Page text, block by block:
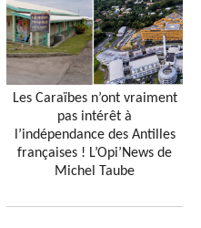
Les Caraïbes n’ont vraiment
pas intérêt à
l’indépendance des Antilles
françaises ! L’Opi’News de
Michel Taube